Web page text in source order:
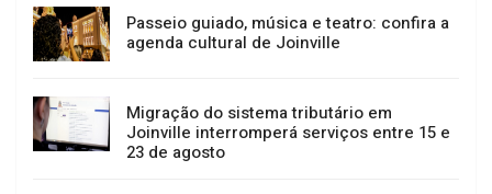
GERAL NOTÍCIAS
Passeio guiado, música e teatro: confira a
agenda cultural de Joinville